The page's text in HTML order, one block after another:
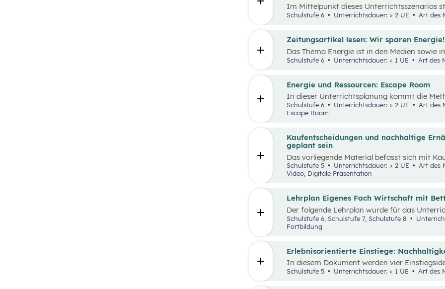
Energie und Ressourcen: Escape Room
In dieser Unterrichtsplanung kommt die
Einsatz. Ziel ist es, Inhalte des
mit Energie und Ressourcen“ spielerisch zu
Kooperation bei der Teamarbeit
Schulstufe 6 Unterrichtsdauer: > 2 UE
Escape Room
Im Mittelpunkt dieses Unterrichtsszenarios
aufbereiteter Text zum Thema
„Kreislaufwirtschaft” erarbeitet.
Schulstufe 6 Unterrichtsdauer: > 2 UE Art des
Kaufentscheidungen und nachhaltige
geplant sein
Das vorliegende Material befasst sich mit
von Lebensmitteln, dem Bewusstsein für
mit dem Umgang mit Lebensmitteln. Das
Themenbereiche erarbeitet werden.
Schulstufe 5 Unterrichtsdauer: > 2 UE
Video, Digitale Präsentation
Erlebnisorientierte Einstiege:
In diesem Dokument werden vier
„Leben und Wirtschaften im Hinblick auf
Schulstufe 5 Unterrichtsdauer: < 1 UE Art des
Zeitungsartikel lesen: Wir sparen Energie!
Das Thema Energie ist in den Medien sowie
allgegenwärtig. Dabei wird oft von hohem
Schulstufe 6 Unterrichtsdauer: < 1 UE Art des
Lehrplan Eigenes Fach Wirtschaft mit
Der folgende Lehrplan wurde für das
den Schulpiloten der Stiftung für
verstehen und gestalten zu lernen steht
Schulstufe 6, Schulstufe 7, Schulstufe 8
Fortbildung